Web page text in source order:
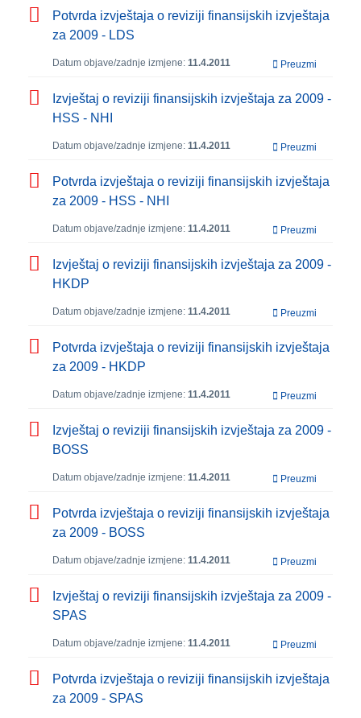
Potvrda izvještaja o reviziji finansijskih izvještaja
za 2009 - LDS
Datum objave/zadnje izmjene: 11.4.2011 Preuzmi
Izvještaj o reviziji finansijskih izvještaja za 2009 -
HSS - NHI
Datum objave/zadnje izmjene: 11.4.2011 Preuzmi
Potvrda izvještaja o reviziji finansijskih izvještaja
za 2009 - HSS - NHI
Datum objave/zadnje izmjene: 11.4.2011 Preuzmi
Izvještaj o reviziji finansijskih izvještaja za 2009 -
HKDP
Datum objave/zadnje izmjene: 11.4.2011 Preuzmi
Potvrda izvještaja o reviziji finansijskih izvještaja
za 2009 - HKDP
Datum objave/zadnje izmjene: 11.4.2011 Preuzmi
Izvještaj o reviziji finansijskih izvještaja za 2009 -
BOSS
Datum objave/zadnje izmjene: 11.4.2011 Preuzmi
Potvrda izvještaja o reviziji finansijskih izvještaja
za 2009 - BOSS
Datum objave/zadnje izmjene: 11.4.2011 Preuzmi
Izvještaj o reviziji finansijskih izvještaja za 2009 -
SPAS
Datum objave/zadnje izmjene: 11.4.2011 Preuzmi
Potvrda izvještaja o reviziji finansijskih izvještaja
za 2009 - SPAS